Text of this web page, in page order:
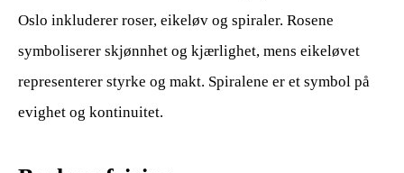
Oslo inkluderer roser, eikeløv og spiraler. Rosene
symboliserer skjønnhet og kjærlighet, mens eikeløvet
representerer styrke og makt. Spiralene er et symbol på
evighet og kontinuitet.